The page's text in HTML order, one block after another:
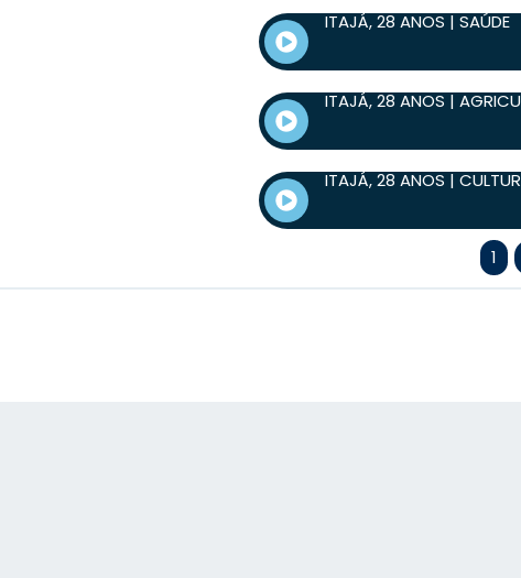
ITAJÁ, 28 ANOS | SAÚDE
ITAJÁ, 28 ANOS |
ITAJÁ, 28 ANOS |
1